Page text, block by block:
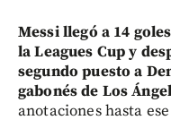
Messi llegó a 14
la Leagues Cup y
segundo puesto a
gabonés de Los
anotaciones hasta